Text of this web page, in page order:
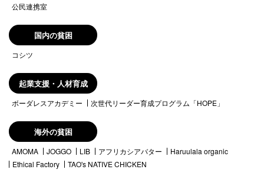
公民連携室
国内の貧困
コシツ
起業支援・人材育成
ボーダレスアカデミー 次世代リーダー育成プログラム「HOPE」
海外の貧困
AMOMA JOGGO LIB アフリカシアバター
Haruulala organic
Ethical Factory
TAO's NATIVE CHICKEN